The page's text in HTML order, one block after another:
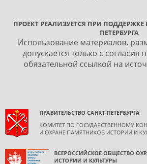
ПРОЕКТ РЕАЛИЗУЕТСЯ ПРИ ПОДДЕРЖКЕ
ПЕТЕРБУРГА
Использование материалов,
допускается только с согласия
обязательной ссылкой на
ПРАВИТЕЛЬСТВО САНКТ-ПЕТЕРБУРГА
КОМИТЕТ ПО ГОСУДАРСТВЕННОМУ
И ОХРАНЕ ПАМЯТНИКОВ ИСТОРИИ И
ВСЕРОССИЙСКОЕ ОБЩЕСТВО
ИСТОРИИ И КУЛЬТУРЫ